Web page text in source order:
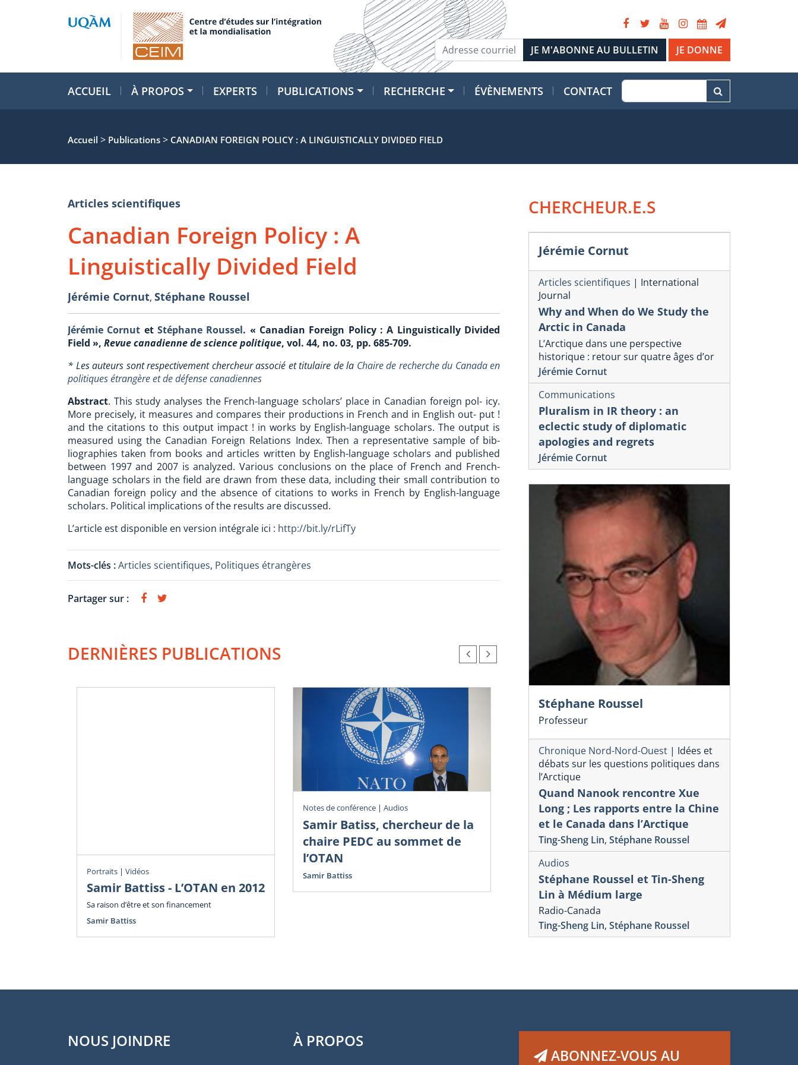
JE DONNE
ACCUEIL À PROPOS EXPERTS PUBLICATIONS RECHERCHE ÉVÈNEMENTS CONTACT
Accueil > Publications > CANADIAN FOREIGN POLICY : A LINGUISTICALLY DIVIDED FIELD
Articles scientifiques
Canadian Foreign Policy : A
Linguistically Divided Field
Jérémie Cornut, Stéphane Roussel
Jérémie Cornut etStéphane Roussel. « Canadian Foreign Policy : A Linguistically Divided
Field », Revue canadienne de science politique, vol. 44, no. 03, pp. 685-709.
* Les auteurs sont respectivement chercheur associé et titulaire de la Chaire de recherche du Canada en
politiques étrangère et de défense canadiennes
Abstract. This study analyses the French-language scholars’ place in Canadian foreign pol- icy.
More precisely, it measures and compares their productions in French and in English out- put !
and the citations to this output impact ! in works by English-language scholars. The output is
measured using the Canadian Foreign Relations Index. Then a representative sample of bib-
liographies taken from books and articles written by English-language scholars and published
between 1997 and 2007 is analyzed. Various conclusions on the place of French and French-
language scholars in the field are drawn from these data, including their small contribution to
Canadian foreign policy and the absence of citations to works in French by English-language
scholars. Political implications of the results are discussed.
L’article est disponible en version intégrale ici : http://bit.ly/rLifTy
Mots-clés :Articles scientifiques, Politiques étrangères
Partager sur :
DERNIÈRES PUBLICATIONS
Portraits | Vidéos
Samir Battiss - L’OTAN en 2012
Sa raison d’être et son financement
Samir Battiss
Notes de conférence | Audios
Samir Batiss, chercheur de la
chaire PEDC au sommet de
l’OTAN
Samir Battiss
Ouvrages
Mission Paris. Les
ambassadeurs du Canada en
France et le triangle Ottawa-
Québec-Paris
Greg Donaghy,Stéphane Roussel
CHERCHEUR.E.S
Jérémie Cornut
Articles scientifiques | International
Journal
Why and When do We Study the
Arctic in Canada
L’Arctique dans une perspective
historique : retour sur quatre âges d’or
Jérémie Cornut
Communications
Pluralism in IR theory : an
eclectic study of diplomatic
apologies and regrets
Jérémie Cornut
Stéphane Roussel
Professeur
Chronique Nord-Nord-Ouest | Idées et
débats sur les questions politiques dans
l’Arctique
Quand Nanook rencontre Xue
Long ; Les rapports entre la Chine
et le Canada dans l’Arctique
Ting-Sheng Lin, Stéphane Roussel
Audios
Stéphane Roussel et Tin-Sheng
Lin à Médium large
Radio-Canada
Ting-Sheng Lin, Stéphane Roussel
NOUS JOINDRE À PROPOS
ABONNEZ-VOUS AU